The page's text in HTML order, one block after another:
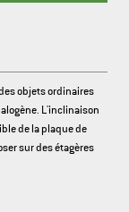
objets ordinaires
L'inclinaison
de la plaque de
sur des étagères